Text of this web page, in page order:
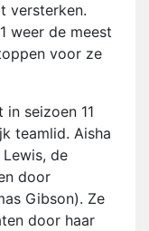
versterken.
weer de meest
voor ze
seizoen 11
teamlid. Aisha
Lewis, de
door
Gibson). Ze
door haar